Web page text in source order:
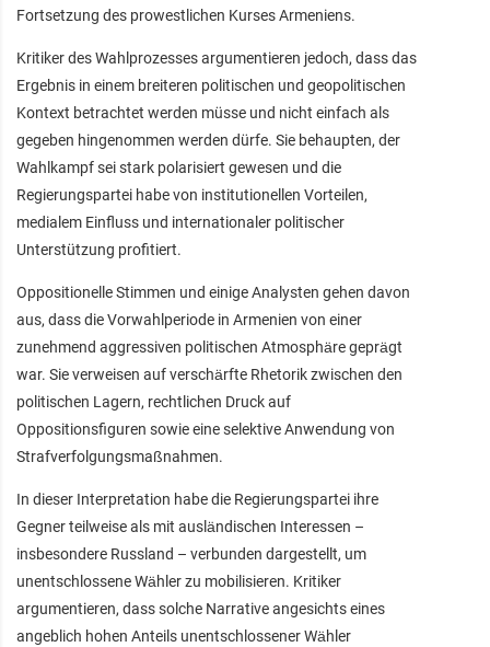
Fortsetzung des prowestlichen Kurses Armeniens.
Kritiker des Wahlprozesses argumentieren jedoch, dass das
Ergebnis in einem breiteren politischen und geopolitischen
Kontext betrachtet werden müsse und nicht einfach als
gegeben hingenommen werden dürfe. Sie behaupten, der
Wahlkampf sei stark polarisiert gewesen und die
Regierungspartei habe von institutionellen Vorteilen,
medialem Einfluss und internationaler politischer
Unterstützung profitiert.
Oppositionelle Stimmen und einige Analysten gehen davon
aus, dass die Vorwahlperiode in Armenien von einer
zunehmend aggressiven politischen Atmosphäre geprägt
war. Sie verweisen auf verschärfte Rhetorik zwischen den
politischen Lagern, rechtlichen Druck auf
Oppositionsfiguren sowie eine selektive Anwendung von
Strafverfolgungsmaßnahmen.
In dieser Interpretation habe die Regierungspartei ihre
Gegner teilweise als mit ausländischen Interessen –
insbesondere Russland – verbunden dargestellt, um
unentschlossene Wähler zu mobilisieren. Kritiker
argumentieren, dass solche Narrative angesichts eines
angeblich hohen Anteils unentschlossener Wähler